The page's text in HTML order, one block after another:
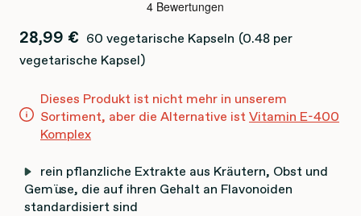
28,99 € 60 vegetarische Kapseln (0.48 per
vegetarische Kapsel)
Dieses Produkt ist nicht mehr in unserem
Sortiment, aber die Alternative istVitamin E-400
Komplex
rein pflanzliche Extrakte aus Kräutern, Obst und
Gemüse, die auf ihren Gehalt an Flavonoiden
standardisiert sind